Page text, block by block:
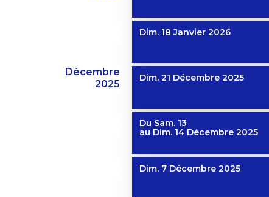
Dim. 18 Janvier 2026
Décembre
2025
Dim. 21 Décembre 2025
Du Sam. 13
au Dim. 14 Décembre 2025
Dim. 7 Décembre 2025